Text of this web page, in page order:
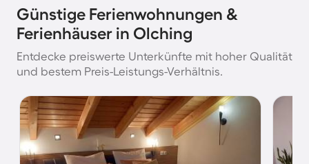
Günstige Ferienwohnungen &
Ferienhäuser in Olching
Entdecke preiswerte Unterkünfte mit hoher Qualität
und bestem Preis-Leistungs-Verhältnis.